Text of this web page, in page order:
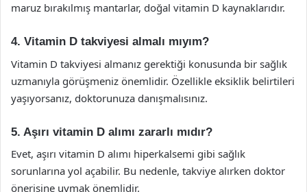
maruz bırakılmış mantarlar, doğal vitamin D kaynaklarıdır.
4. Vitamin D takviyesi almalı mıyım?
Vitamin D takviyesi almanız gerektiği konusunda bir sağlık
uzmanıyla görüşmeniz önemlidir. Özellikle eksiklik belirtileri
yaşıyorsanız, doktorunuza danışmalısınız.
5. Aşırı vitamin D alımı zararlı mıdır?
Evet, aşırı vitamin D alımı hiperkalsemi gibi sağlık
sorunlarına yol açabilir. Bu nedenle, takviye alırken doktor
önerisine uymak önemlidir.